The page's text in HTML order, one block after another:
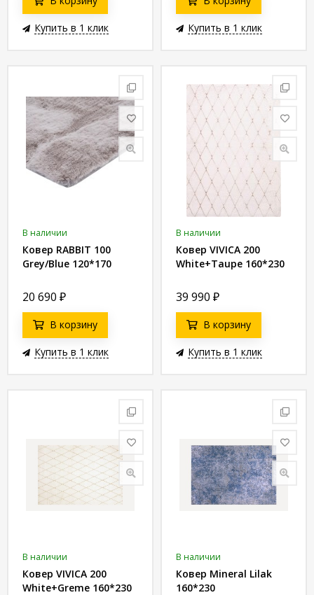
Купить в 1 клик Купить в 1 клик
В наличии
Ковер RABBIT 100
Grey/Blue 120*170
20 690 ₽
В корзину
Купить в 1 клик
В наличии
Ковер VIVICA 200
White+Taupe 160*230
39 990 ₽
В корзину
Купить в 1 клик
В наличии
Ковер VIVICA 200
White+Greme 160*230
В наличии
Ковер Mineral Lilak
160*230